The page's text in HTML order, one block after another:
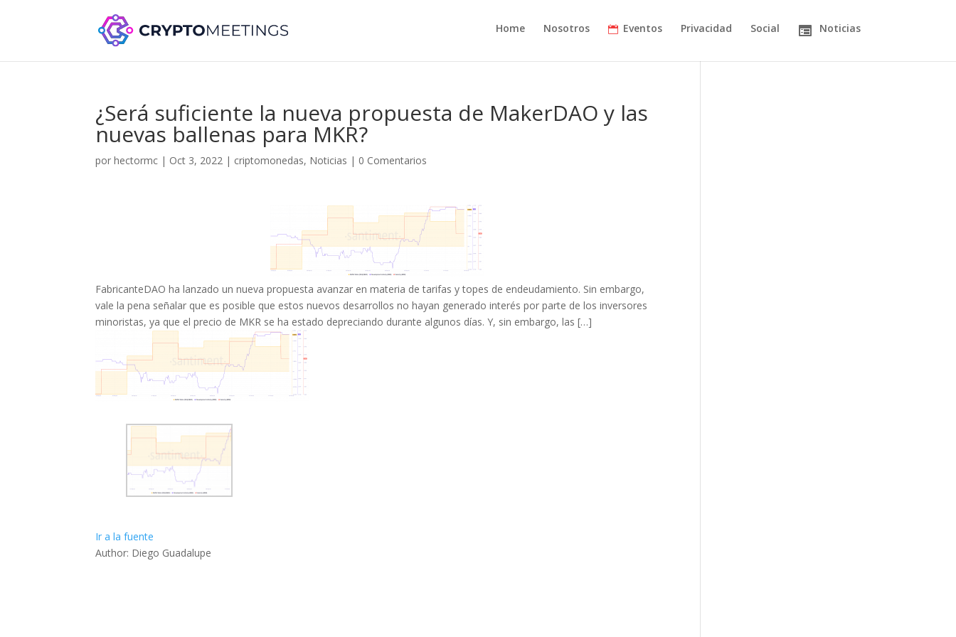
Home Nosotros Eventos Privacidad Social Noticias
¿Será suficiente la nueva propuesta de MakerDAO y las
nuevas ballenas para MKR?
porhectormc | Oct 3, 2022 | criptomonedas, Noticias | 0 Comentarios
FabricanteDAO ha lanzado un nueva propuesta avanzar en materia de tarifas y topes de endeudamiento. Sin embargo,
vale la pena señalar que es posible que estos nuevos desarrollos no hayan generado interés por parte de los inversores
minoristas, ya que el precio de MKR se ha estado depreciando durante algunos días. Y, sin embargo, las […]
Ir a la fuente
Author: Diego Guadalupe